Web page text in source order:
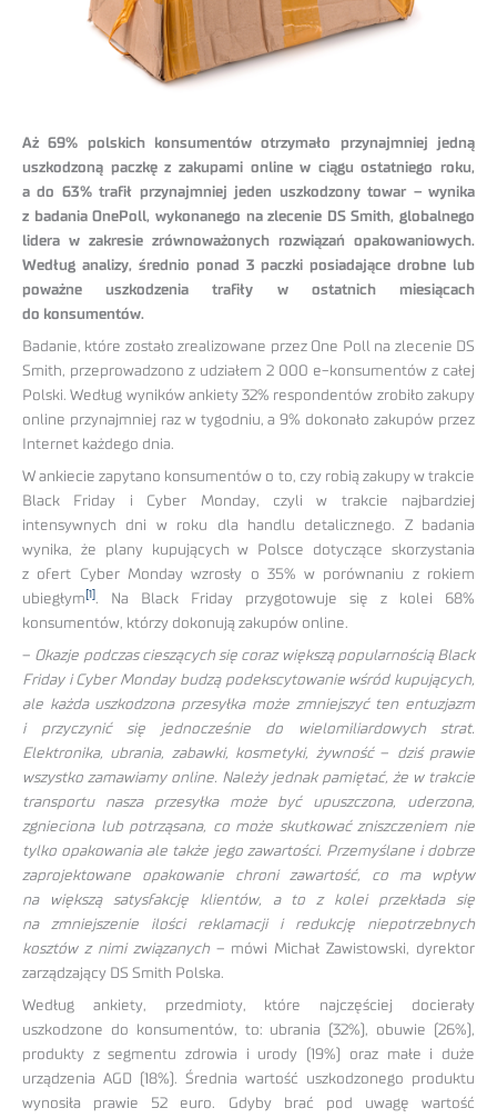
Aż 69% polskich konsumentów otrzymało przynajmniej jedną
uszkodzoną paczkę z zakupami online w ciągu ostatniego roku,
a do 63% trafił przynajmniej jeden uszkodzony towar – wynika
z badania OnePoll, wykonanego na zlecenie DS Smith, globalnego
lidera w zakresie zrównoważonych rozwiązań opakowaniowych.
Według analizy, średnio ponad 3 paczki posiadające drobne lub
poważne uszkodzenia trafiły w ostatnich miesiącach
do konsumentów.
Badanie, które zostało zrealizowane przez One Poll na zlecenie DS
Smith, przeprowadzono z udziałem 2 000 e-konsumentów z całej
Polski. Według wyników ankiety 32% respondentów zrobiło zakupy
online przynajmniej raz w tygodniu, a 9% dokonało zakupów przez
Internet każdego dnia.
W ankiecie zapytano konsumentów o to, czy robią zakupy w trakcie
Black Friday i Cyber Monday, czyli w trakcie najbardziej
intensywnych dni w roku dla handlu detalicznego. Z badania
wynika, że plany kupujących w Polsce dotyczące skorzystania
z ofert Cyber Monday wzrosły o 35% w porównaniu z rokiem
ubiegłym [1] . Na Black Friday przygotowuje się z kolei 68%
konsumentów, którzy dokonują zakupów online.
– Okazje podczas cieszących się coraz większą popularnością Black
Friday i Cyber Monday budzą podekscytowanie wśród kupujących,
ale każda uszkodzona przesyłka może zmniejszyć ten entuzjazm
i przyczynić się jednocześnie do wielomiliardowych strat.
Elektronika, ubrania, zabawki, kosmetyki, żywność– dziś prawie
wszystko zamawiamy online. Należy jednak pamiętać, że w trakcie
transportu nasza przesyłka może być upuszczona, uderzona,
zgnieciona lub potrząsana, co może skutkować zniszczeniem nie
tylko opakowania ale także jego zawartości. Przemyślane i dobrze
zaprojektowane opakowanie chroni zawartość, co ma wpływ
na większą satysfakcję klientów, a to z kolei przekłada się
na zmniejszenie ilości reklamacji i redukcję niepotrzebnych
kosztów z nimi związanych – mówi Michał Zawistowski, dyrektor
zarządzający DS Smith Polska.
Według ankiety, przedmioty, które najczęściej docierały
uszkodzone do konsumentów, to: ubrania (32%), obuwie (26%),
produkty z segmentu zdrowia i urody (19%) oraz małe i duże
urządzenia AGD (18%). Średnia wartość uszkodzonego produktu
wynosiła prawie 52 euro. Gdyby brać pod uwagę wartość